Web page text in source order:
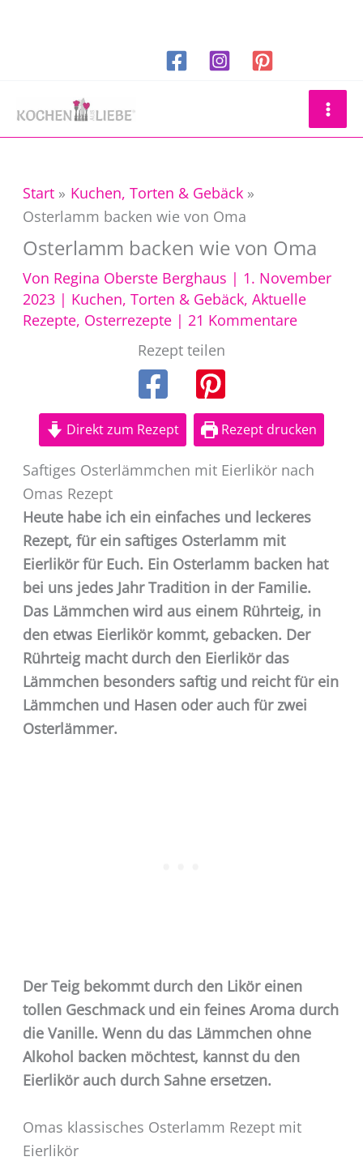
Start
Kuchen, Torten & Gebäck
Osterlamm backen wie von Oma
Osterlamm backen wie von Oma
Von Regina Oberste Berghaus | 1. November
2023 | Kuchen, Torten & Gebäck, Aktuelle
Rezepte, Osterrezepte| 21 Kommentare
Rezept teilen
Direkt zum Rezept Rezept drucken
Saftiges Osterlämmchen mit Eierlikör nach
Omas Rezept
Heute habe ich ein einfaches und leckeres
Rezept, für ein saftiges Osterlamm mit
Eierlikör für Euch. Ein Osterlamm backen hat
bei uns jedes Jahr Tradition in der Familie.
Das Lämmchen wird aus einem Rührteig, in
den etwas Eierlikör kommt, gebacken. Der
Rührteig macht durch den Eierlikör das
Lämmchen besonders saftig und reicht für ein
Lämmchen und Hasen oder auch für zwei
Osterlämmer.
Der Teig bekommt durch den Likör einen
tollen Geschmack und ein feines Aroma durch
die Vanille. Wenn du das Lämmchen ohne
Alkohol backen möchtest, kannst du den
Eierlikör auch durch Sahne ersetzen.
Omas klassisches Osterlamm Rezept mit
Eierlikör